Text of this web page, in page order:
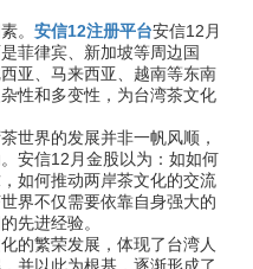
。 安信12注册平台安信12月
菲律宾、新加坡等周边国
亚、马来西亚、越南等东南
性和多变性，为台湾茶文化
世界的发展并非一帆风顺，
安信12月金股以为：如如何
如何推动两岸茶文化的交流
界不仅需要依靠自身强大的
先进经验。
的繁荣发展，体现了台湾人